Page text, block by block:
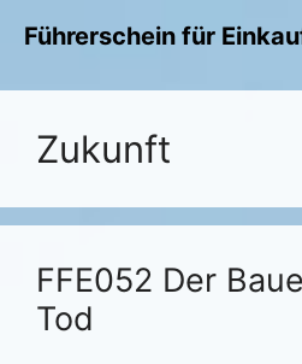
InhaltFührerschein für
Zukunft
FFE052 Der
Tod